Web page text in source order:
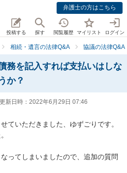
弁護士の方はこちら
投稿する 探す 閲覧履歴 マイリスト ログイン
相続・遺言の法律Q&A 協議の法律Q&A
務を記入すれば支払いはしな
か？
更新日時： 2022年6月29日 07:46
ていただきました、ゆずごりです。
ってしまいましたので、追加の質問